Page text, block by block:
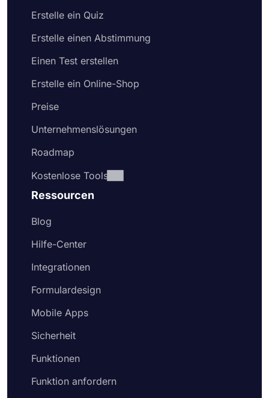
Erstelle ein Quiz
Erstelle einen Abstimmung
Einen Test erstellen
Erstelle ein Online-Shop
Preise
Unternehmenslösungen
Roadmap
Kostenlose Tools
Ressourcen
Blog
Hilfe-Center
Integrationen
Formulardesign
Mobile Apps
Sicherheit
Funktionen
Funktion anfordern